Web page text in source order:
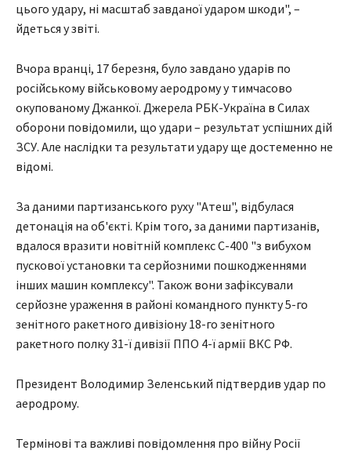
цього удару, ні масштаб завданої ударом шкоди", –
йдеться у звіті.
Вчора вранці, 17 березня, було завдано ударів по
російському військовому аеродрому у тимчасово
окупованому Джанкої. Джерела РБК-Україна в Силах
оборони повідомили, що удари – результат успішних дій
ЗСУ. Але наслідки та результати удару ще достеменно не
відомі.
За даними партизанського руху "Атеш", відбулася
детонація на об'єкті. Крім того, за даними партизанів,
вдалося вразити новітній комплекс С-400 "з вибухом
пускової установки та серйозними пошкодженнями
інших машин комплексу". Також вони зафіксували
серйозне ураження в районі командного пункту 5-го
зенітного ракетного дивізіону 18-го зенітного
ракетного полку 31-ї дивізії ППО 4-ї армії ВКС РФ.
Президент Володимир Зеленський підтвердив удар по
аеродрому.
Термінові та важливі повідомлення про війну Росії